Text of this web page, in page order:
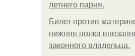
летнего парня.
Билет против
нижняя полка
законного владельца.